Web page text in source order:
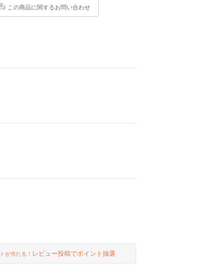
この商品に関するお問い合わせ
が当たる！ レビュー投稿でポイント抽選